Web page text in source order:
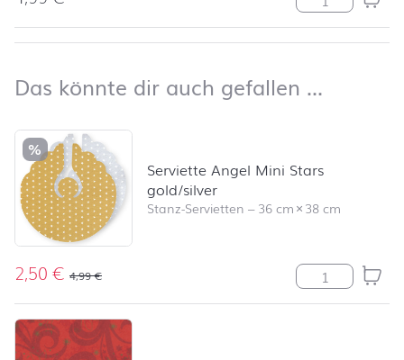
Das könnte dir auch gefallen …
Produktliste überspringen und zum Filter springen
%
Serviette Angel Mini Stars
gold/silver
Stanz-Servietten –36 cm×38 cm
2,50€ 4,99€ Serviette